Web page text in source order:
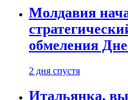
Молдавия
обмеления
2 дня спустя
Итальянка,